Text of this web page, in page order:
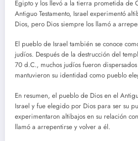
Egipto y los llevó a la tierra prometida de
Antiguo Testamento, Israel experimentó
Dios, pero Dios siempre los llamó a
El pueblo de Israel también se conoce
judíos. Después de la destrucción del
70 d.C., muchos judíos fueron
mantuvieron su identidad como pueblo
En resumen, el pueblo de Dios en el
Israel y fue elegido por Dios para ser su
experimentaron altibajos en su relación
llamó a arrepentirse y volver a él.